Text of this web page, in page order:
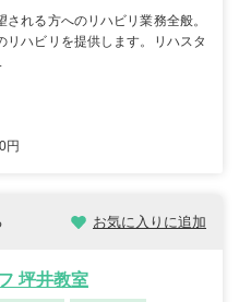
れる方へのリハビリ業務全般。
リハビリを提供します。リハスタ
円
お気に入りに追加
坪井教室